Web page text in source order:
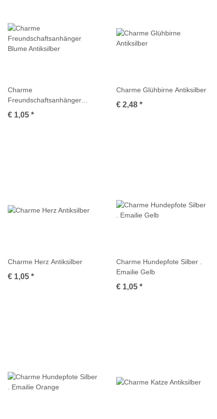
Charme
Freundschaftsanhänger
Blume Antiksilber
€ 1,05 *
Charme Glühbirne Antiksilber
€ 2,48 *
Charme Herz Antiksilber
€ 1,05 *
Charme Hundepfote Silber .
Emailie Gelb
€ 1,05 *